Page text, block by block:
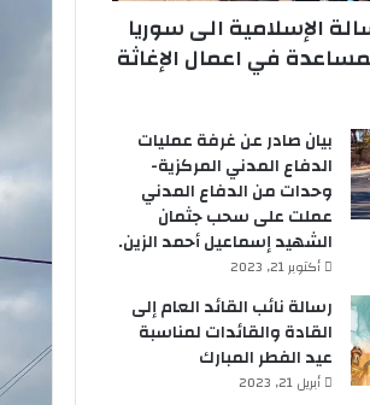
الإسلامية الى سوريا
في اعمال الإغاثة
بيان صادر عن غرفة عمليات
الدفاع المدني المركزية-
وحدات من الدفاع المدني
عملت على سحب جثمان
الشهيد إسماعيل أحمد الزين.
أكتوبر 21, 2023
رسالة نائب القائد العام إلى
القادة والقائدات لمناسبة
عيد الفطر المبارك
أبريل 21, 2023